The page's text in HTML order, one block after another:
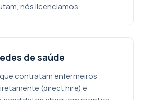
nós licenciamos.
de saúde
contratam enfermeiros
(direct hire) e